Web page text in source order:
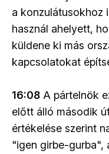
a konzulátusokhoz
használ ahelyett,
küldene ki más
kapcsolatokat
16:08 A pártelnök
előtt álló második
értékelése szerint
"igen girbe-gurba",